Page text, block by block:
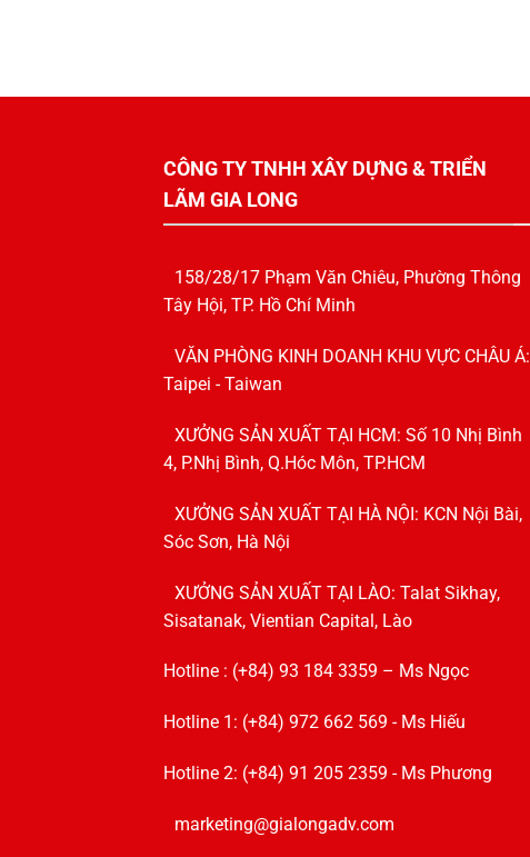
CÔNG TY TNHH XÂY DỰNG & TRIỂN
LÃM GIA LONG
158/28/17 Phạm Văn Chiêu, Phường Thông
Tây Hội, TP. Hồ Chí Minh
VĂN PHÒNG KINH DOANH KHU VỰC CHÂU Á:
Taipei - Taiwan
XƯỞNG SẢN XUẤT TẠI HCM: Số 10 Nhị Bình
4, P.Nhị Bình, Q.Hóc Môn, TP.HCM
XƯỞNG SẢN XUẤT TẠI HÀ NỘI: KCN Nội Bài,
Sóc Sơn, Hà Nội
XƯỞNG SẢN XUẤT TẠI LÀO: Talat Sikhay,
Sisatanak, Vientian Capital, Lào
Hotline : (+84) 93 184 3359 – Ms Ngọc
Hotline 1: (+84) 972 662 569 - Ms Hiếu
Hotline 2: (+84) 91 205 2359 - Ms Phương
marketing@gialongadv.com